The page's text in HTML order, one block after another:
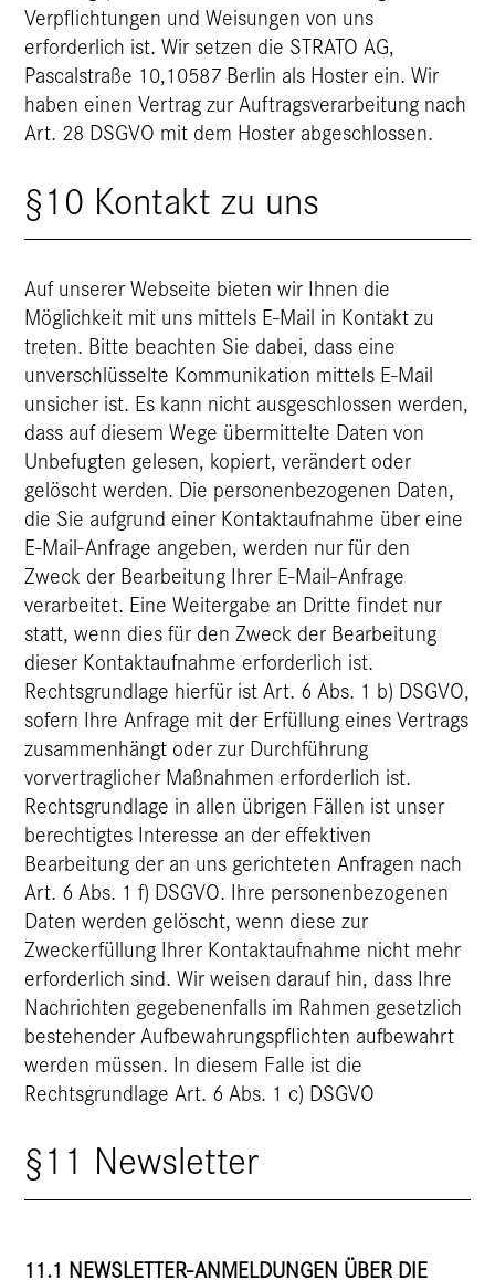
Verpflichtungen und Weisungen von uns
erforderlich ist. Wir setzen die STRATO AG,
Pascalstraße 10,10587 Berlin als Hoster ein. Wir
haben einen Vertrag zur Auftragsverarbeitung nach
Art. 28 DSGVO mit dem Hoster abgeschlossen.
§10 Kontakt zu uns
Auf unserer Webseite bieten wir Ihnen die
Möglichkeit mit uns mittels E-Mail in Kontakt zu
treten. Bitte beachten Sie dabei, dass eine
unverschlüsselte Kommunikation mittels E-Mail
unsicher ist. Es kann nicht ausgeschlossen werden,
dass auf diesem Wege übermittelte Daten von
Unbefugten gelesen, kopiert, verändert oder
gelöscht werden. Die personenbezogenen Daten,
die Sie aufgrund einer Kontaktaufnahme über eine
E-Mail-Anfrage angeben, werden nur für den
Zweck der Bearbeitung Ihrer E-Mail-Anfrage
verarbeitet. Eine Weitergabe an Dritte findet nur
statt, wenn dies für den Zweck der Bearbeitung
dieser Kontaktaufnahme erforderlich ist.
Rechtsgrundlage hierfür ist Art. 6 Abs. 1 b) DSGVO,
sofern Ihre Anfrage mit der Erfüllung eines Vertrags
zusammenhängt oder zur Durchführung
vorvertraglicher Maßnahmen erforderlich ist.
Rechtsgrundlage in allen übrigen Fällen ist unser
berechtigtes Interesse an der effektiven
Bearbeitung der an uns gerichteten Anfragen nach
Art. 6 Abs. 1 f) DSGVO. Ihre personenbezogenen
Daten werden gelöscht, wenn diese zur
Zweckerfüllung Ihrer Kontaktaufnahme nicht mehr
erforderlich sind. Wir weisen darauf hin, dass Ihre
Nachrichten gegebenenfalls im Rahmen gesetzlich
bestehender Aufbewahrungspflichten aufbewahrt
werden müssen. In diesem Falle ist die
Rechtsgrundlage Art. 6 Abs. 1 c) DSGVO
§11 Newsletter
11.1 NEWSLETTER-ANMELDUNGEN ÜBER DIE